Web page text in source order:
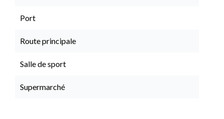
Port
Route principale
Salle de sport
Supermarché